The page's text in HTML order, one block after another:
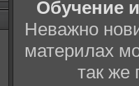
Обучение
Неважно
материлах
так же